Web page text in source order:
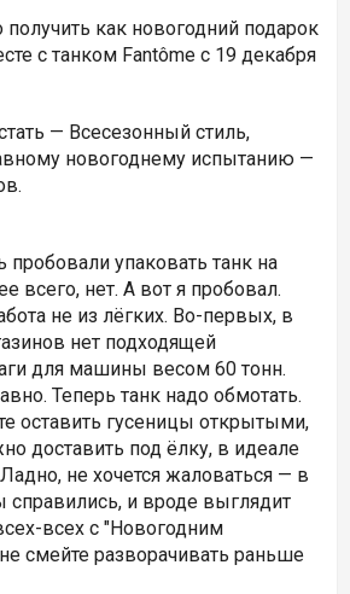
как новогодний подарок
с танком Fantôme с 19 декабря
— Всесезонный стиль,
новогоднему испытанию —
упаковать танк на
всего, нет. А вот я пробовал.
не из лёгких. Во-первых, в
нет подходящей
для машины весом 60 тонн.
Теперь танк надо обмотать.
оставить гусеницы открытыми,
доставить под ёлку, в идеале
не хочется жаловаться — в
и вроде выглядит
всех с "Новогодним
смейте разворачивать раньше